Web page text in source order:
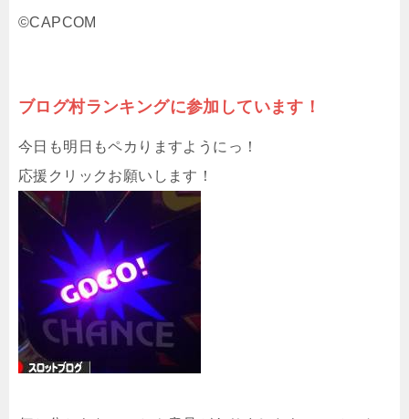
©CAPCOM
ブログ村ランキングに参加しています！
今日も明日もペカりますようにっ！
応援クリックお願いします！